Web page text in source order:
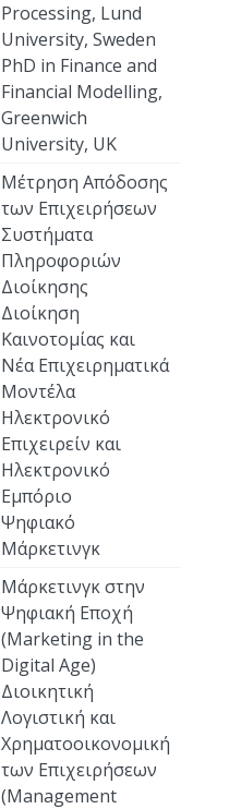
Processing, Lund
University, Sweden
PhD in Finance and
Financial Modelling,
Greenwich
University, UK
Μέτρηση Απόδοσης
των Επιχειρήσεων
Συστήματα
Πληροφοριών
Διοίκησης
Διοίκηση
Καινοτομίας και
Νέα Επιχειρηματικά
Μοντέλα
Ηλεκτρονικό
Επιχειρείν και
Ηλεκτρονικό
Εμπόριο
Ψηφιακό
Μάρκετινγκ
Μάρκετινγκ στην
Ψηφιακή Εποχή
(Marketing in the
Digital Age)
Διοικητική
Λογιστική και
Χρηματοοικονομική
των Επιχειρήσεων
(Management